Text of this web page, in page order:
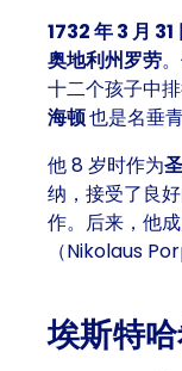
1732 年 3 月
奥地利州罗劳
十二个孩子中
海顿也是名垂
他 8 岁时作为
纳，接受了良
作。后来，他
（Nikolaus
埃斯特